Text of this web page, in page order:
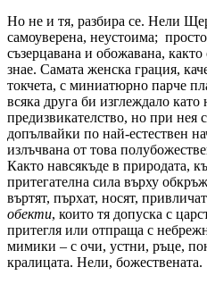
Но не и тя, разбира се. Нели
самоуверена, неустоима;
съзерцавана и обожавана,
знае. Самата женска грация,
токчета, с миниатюрно парче
всяка друга би изглеждало
предизвикателство, но при нея
допълвайки по най-естествен
излъчвана от това
Както навсякъде в природата,
притегателна сила върху
въртят, пърхат, носят,
обекти, които тя допуска с
притегля или отпраща с
мимики – с очи, устни, ръце,
кралицата. Нели, божествената.